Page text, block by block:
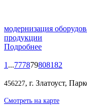
модернизация
продукции
Подробнее
1 ...777879808182
456227, г. Златоуст,
Смотреть на карте